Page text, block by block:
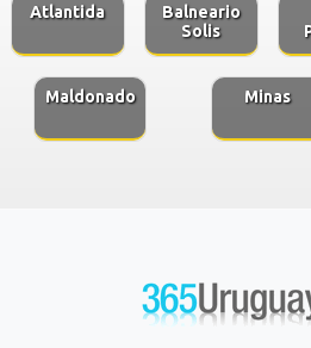
Atlantida
Balneario
Solis
Maldonado Minas